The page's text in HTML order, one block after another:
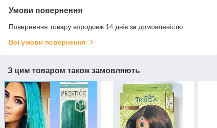
Умови повернення
Повернення товару впродовж 14 днів за домовленістю
Всі умови повернення
З цим товаром також замовляють